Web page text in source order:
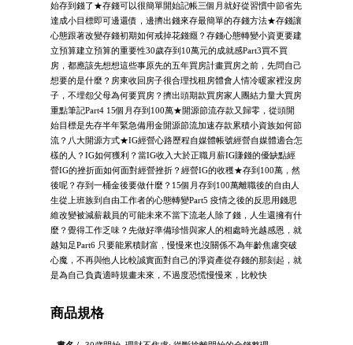
始存到錢了★存錢可以很簡單開始記帳三個月就好從習慣中節省先
達成小目標即可邊還債，邊擠出錢來存最簡單的存錢方法★存錢讓
心態跟著改變存錢初期如何戒掉花錢癮？存錢心態轉變小資更要建
立預算建立預算的重要性30歲存到10萬元的成就感Part3買不買
房，都應該先想想這些事原先的五年買房計畫買房之前，先問自己
想要的是什麼？房東收回房子很合理找租房體會人情冷暖家裡沒房
子，不埋怨父母為何要買房？擠出頭期款買房家人團結力量大買房
重點筆記Part4 15個月存到100萬★開源節流存款又歸零，從頭開
始目標是先存半年緊急備用金開源節流加速存款累積小資族如何節
流？八大開源方式★IG經營心路歷程自媒體帳號經營自媒體適合怎
樣的人？IG如何獲利？當IG收入大於正職月薪IG賺錢的優缺點經
營IG的挫折面如何面對經營挫折？經營IG的收穫★存到100萬，然
後呢？存到一桶金後要做什麼？15個月存到100萬離職後的自由人
生從上班族到自由工作者的心態轉變Part5 疫情之後的反思用錢思
維改變被減薪裁員的可能未來不當下流老人除了錢，人生還擁有什
麼？覺得工作乏味？先做好準備珍惜與家人的相處時光越感恩，就
越知足Part6 只要能累積財富，慢慢來也沒關係不為年齡焦慮突破
心魔，不再與他人比較誠實面對自己的淨資產從存錢的那刻起，就
是為自己負責適時規畫未來，不過度恐慌慢慢來，比較快
商品規格